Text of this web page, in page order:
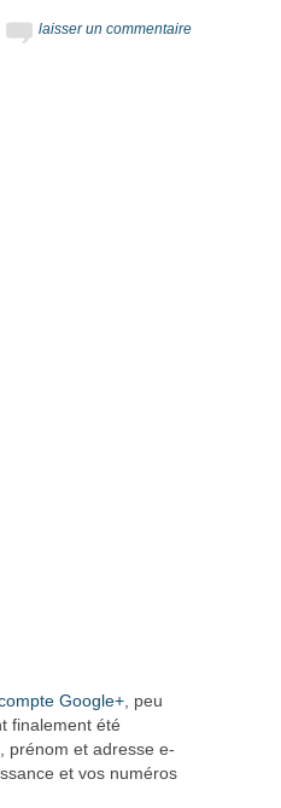
laisser un commentaire
Google+ , peu
finalement été
prénom et adresse e-
et vos numéros